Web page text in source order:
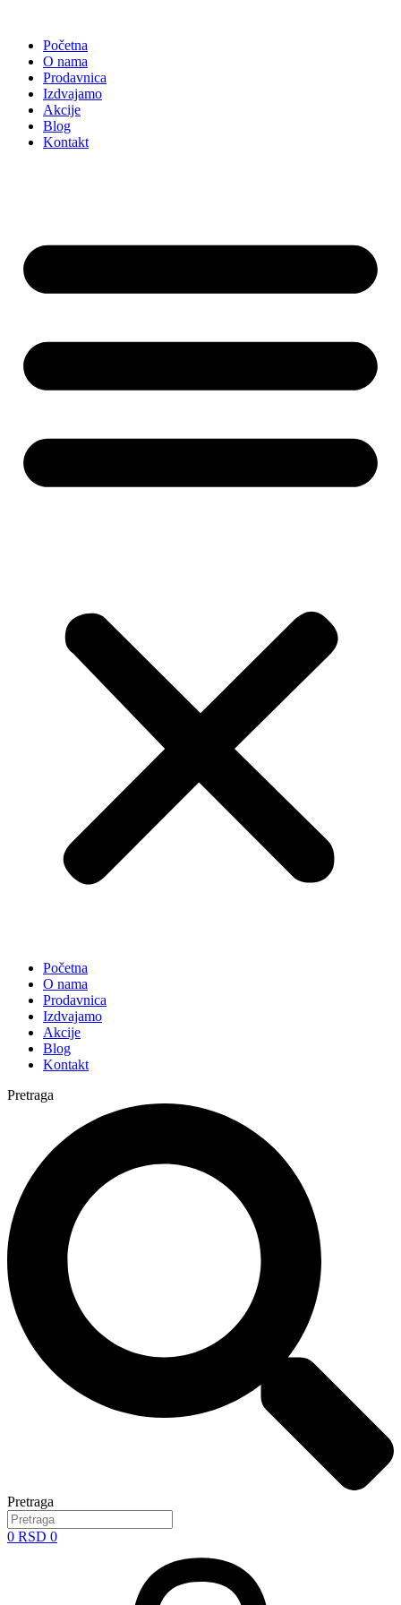
sadržajPočetna
O nama
Prodavnica
Izdvajamo
Akcije
Blog
Kontakt
Početna
O nama
Prodavnica
Izdvajamo
Akcije
Blog
Kontakt
Pretraga
Pretraga
0 RSD 0